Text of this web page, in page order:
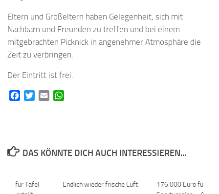
Eltern und Großeltern haben Gelegenheit, sich mit
Nachbarn und Freunden zu treffen und bei einem
mitgebrachten Picknick in angenehmer Atmosphäre die
Zeit zu verbringen.
Der Eintritt ist frei.
FacebookTwitterEmail
DAS KÖNNTE DICH AUCH INTERESSIEREN...
Endlich wieder frische Luft
176.000 Euro für die
für Tafel-